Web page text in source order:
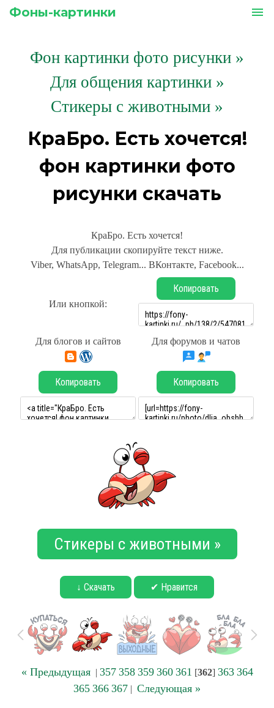
Фоны-картинки menu
Фон картинки фото рисунки »
Для общения картинки »
Стикеры с животными »
КраБро. Есть хочется!
фон картинки фото
рисунки скачать
КраБро. Есть хочется!
Для публикации скопируйте текст ниже.
Viber, WhatsApp, Telegram... ВКонтакте, Facebook...
Или кнопкой:
Копировать
Для блогов и сайтов Для форумов и чатов
Копировать Копировать
Стикеры с животными »
↓ Скачать ✔ Нравится
« Предыдущая| 357 358 359 360 361 [362] 363 364
365 366 367 | Следующая »